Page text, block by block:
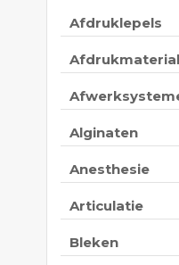
Afdruklepels
Alginaten
Anesthesie
Articulatie
Bleken